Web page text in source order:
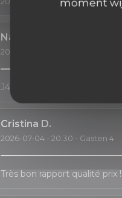
moment
Natalia
2026-07-04
J4ai passé un très bon
Cristina D
2026-07-04 - 20:30 - Gasten 4
Très bon rapport qualité prix